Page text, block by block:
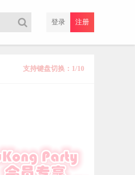
注册
登录
支持键盘切换：1/10